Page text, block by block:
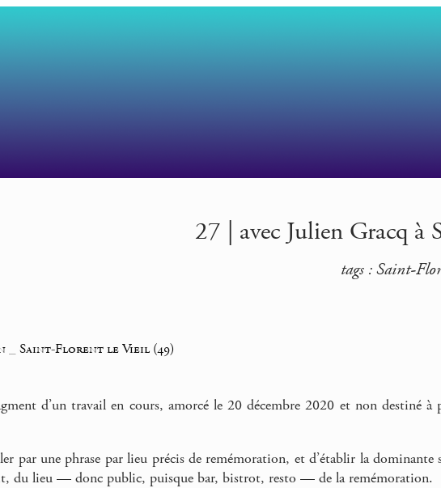
27 | avec Julien Gracq
tags : Saint-
_Saint-Florent le Vieil (49)
d’un travail en cours, amorcé le 20 décembre 2020 et non destiné
par une phrase par lieu précis de remémoration, et d’établir la
du lieu — donc public, puisque bar, bistrot, resto — de la remémoration.